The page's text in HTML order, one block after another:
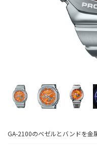
GA-2100のベゼルとバンドを金